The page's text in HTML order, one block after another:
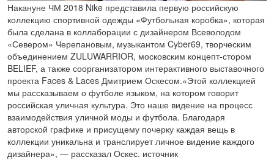
Накануне ЧМ 2018 Nike представила первую российскую
коллекцию спортивной одежды «Футбольная коробка», которая
была сделана в коллаборации с дизайнером Всеволодом
«Севером» Черепановым, музыкантом Cyber69, творческим
объединением ZULUWARRIOR, московским концепт-стором
BELIEF, а также соорганизатором интерактивного выставочного
проекта Faces & Laces Дмитрием Оскесом.«Этой коллекцией
мы рассказываем о футболе языком, на котором говорит
российская уличная культура. Это наше видение на процесс
взаимодействия уличной моды и футбола. Благодаря
авторской графике и присущему почерку каждая вещь в
коллекции уникальна и транслирует личное видение каждого
дизайнера», — рассказал Оскес. источник